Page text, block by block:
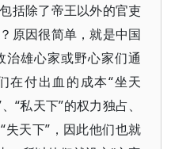
括除了帝王以外的官吏
原因很简单，就是中国
雄心家或野心家们通
在付出血的成本“坐天
“私天下”的权力独占、
天下”，因此他们也就